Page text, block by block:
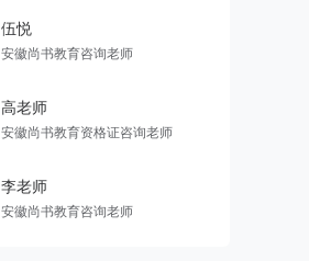
伍悦
安徽尚书教育咨询老师
高老师
安徽尚书教育资格证咨询老师
李老师
安徽尚书教育咨询老师